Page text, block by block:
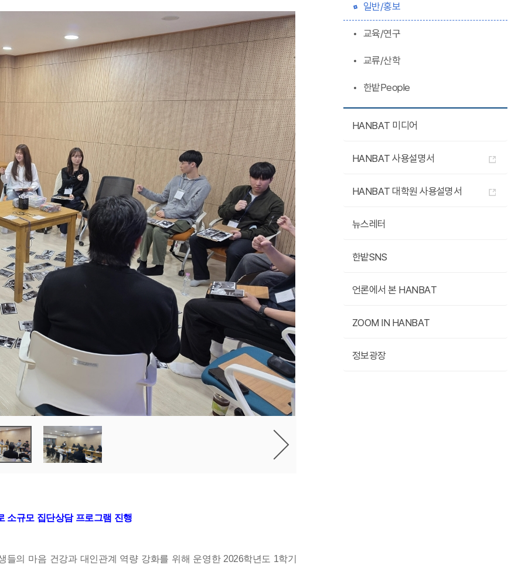
일반/홍보
교육/연구
교류/산학
한밭People
HANBAT 미디어
HANBAT 사용설명서
HANBAT 대학원 사용설명서
뉴스레터
한밭SNS
언론에서 본 HANBAT
ZOOM IN HANBAT
정보광장
음
진
소규모 집단상담 프로그램 진행
들의 마음 건강과 대인관계 역량 강화를 위해 운영한 2026학년도 1학기